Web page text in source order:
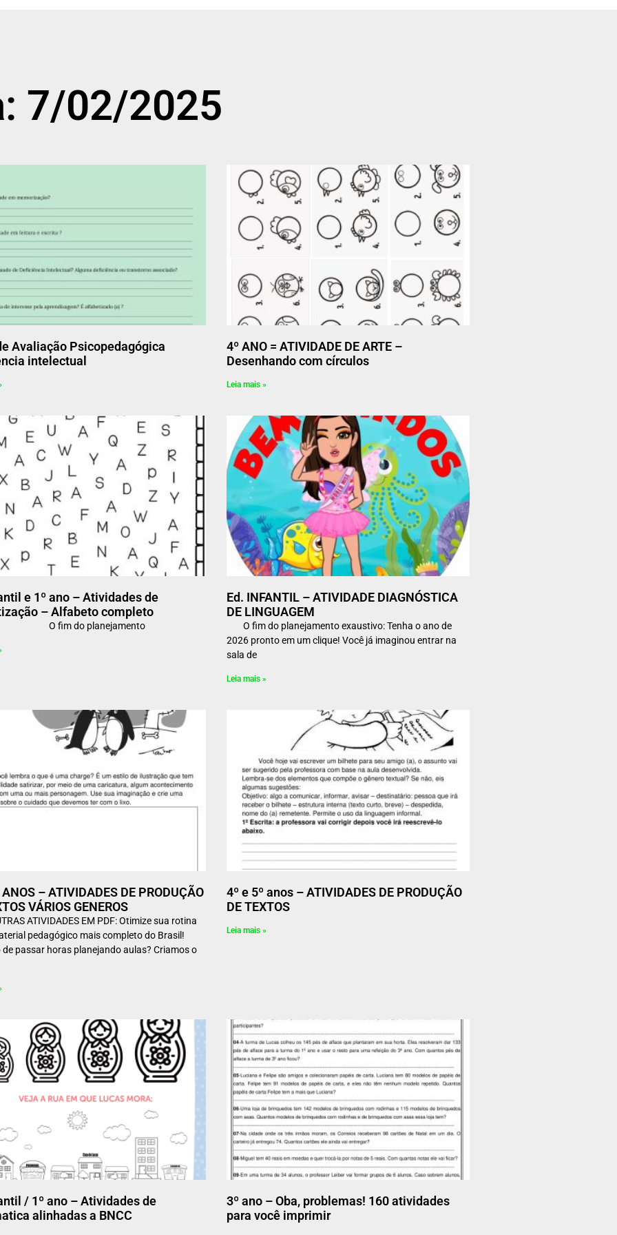
7/02/2025
Avaliação Psicopedagógica
intelectual
4º ANO = ATIVIDADE DE ARTE –
Desenhando com círculos
Leia mais »
e 1º ano – Atividades de
– Alfabeto completo
do planejamento
Ed. INFANTIL – ATIVIDADE DIAGNÓSTICA
DE LINGUAGEM
O fim do planejamento exaustivo: Tenha o ano de
2026 pronto em um clique! Você já imaginou entrar na
sala de
Leia mais »
ANOS – ATIVIDADES DE PRODUÇÃO
VÁRIOS GENEROS
ATIVIDADES EM PDF: Otimize sua rotina
pedagógico mais completo do Brasil!
de passar horas planejando aulas? Criamos o
4º e 5º anos – ATIVIDADES DE PRODUÇÃO
DE TEXTOS
Leia mais »
/ 1º ano – Atividades de
alinhadas a BNCC
3º ano – Oba, problemas! 160 atividades
para você imprimir